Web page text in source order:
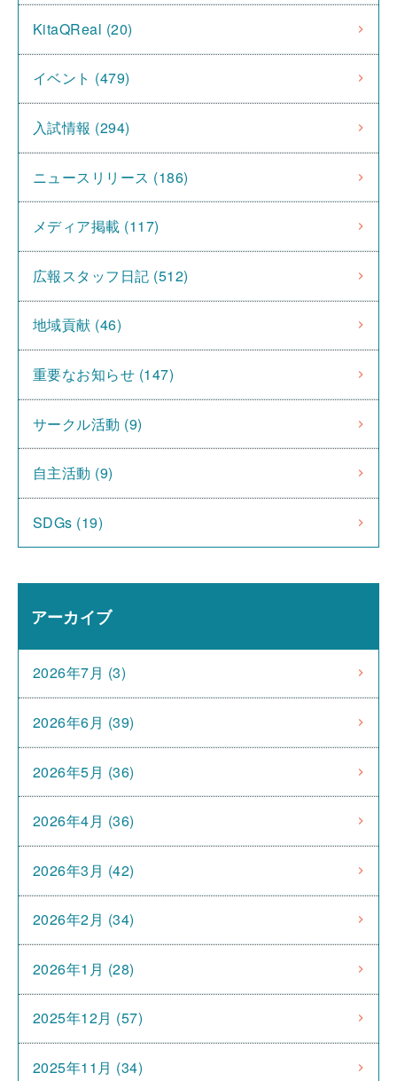
KitaQReal (20)
イベント (479)
入試情報 (294)
ニュースリリース (186)
メディア掲載 (117)
広報スタッフ日記 (512)
地域貢献 (46)
重要なお知らせ (147)
サークル活動 (9)
自主活動 (9)
SDGs (19)
アーカイブ
2026年7月 (3)
2026年6月 (39)
2026年5月 (36)
2026年4月 (36)
2026年3月 (42)
2026年2月 (34)
2026年1月 (28)
2025年12月 (57)
2025年11月 (34)